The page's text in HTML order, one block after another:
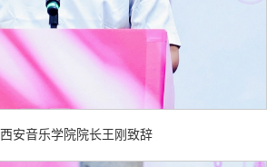
西安音乐学院院长王刚致辞